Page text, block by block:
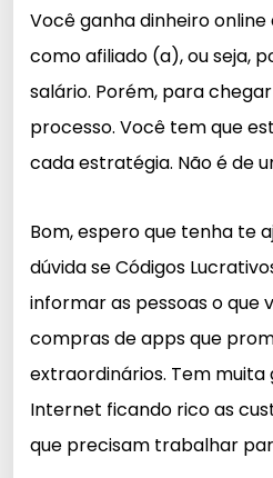
Você ganha dinheiro
como afiliado (a), ou seja,
salário. Porém, para
processo. Você tem que
cada estratégia. Não é de
Bom, espero que tenha te
dúvida se Códigos
informar as pessoas o que
compras de apps que
extraordinários. Tem
Internet ficando rico as
que precisam trabalhar